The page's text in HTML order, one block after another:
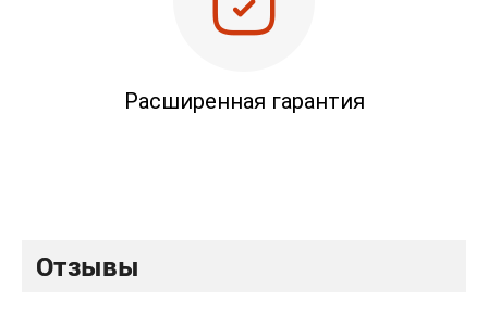
Расширенная гарантия
Отзывы